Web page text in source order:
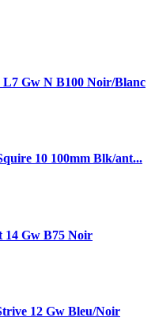
Gw N B100 Noir/Blanc
10 100mm Blk/ant...
14 Gw B75 Noir
12 Gw Bleu/Noir